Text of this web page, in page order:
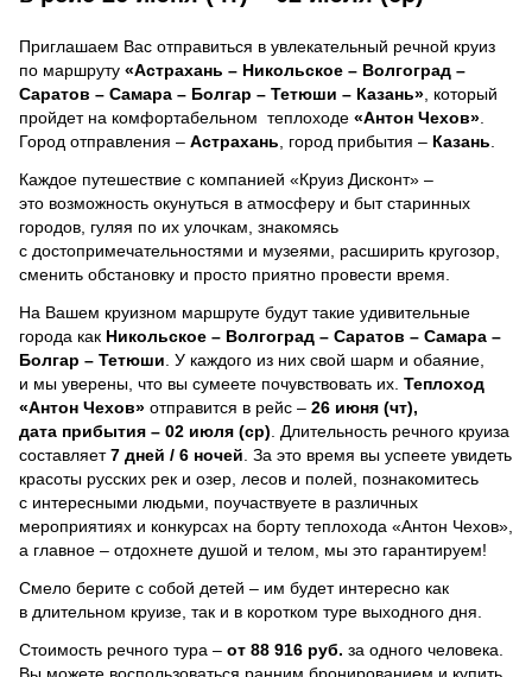
Приглашаем Вас отправиться в увлекательный речной круиз
по маршруту «Астрахань – Никольское – Волгоград –
Саратов – Самара – Болгар – Тетюши – Казань» , который
пройдет на комфортабельном теплоходе «Антон Чехов»
Город отправления – Астрахань , город прибытия – Казань
Каждое путешествие с компанией «Круиз Дисконт» –
это возможность окунуться в атмосферу и быт старинных
городов, гуляя по их улочкам, знакомясь
с достопримечательностями и музеями, расширить кругозор,
сменить обстановку и просто приятно провести время.
На Вашем круизном маршруте будут такие удивительные
города как Никольское – Волгоград – Саратов – Самара –
Болгар – Тетюши . У каждого из них свой шарм и обаяние,
и мы уверены, что вы сумеете почувствовать их. Теплоход
«Антон Чехов» отправится в рейс – 26 июня (чт),
дата прибытия – 02 июля (ср) . Длительность речного круиза
составляет7 дней / 6 ночей За это время вы успеете увидеть
красоты русских рек и озер, лесов и полей, познакомитесь
с интересными людьми, поучаствуете в различных
мероприятиях и конкурсах на борту теплохода «Антон Чехов»,
а главное – отдохнете душой и телом, мы это гарантируем!
Смело берите с собой детей – им будет интересно как
в длительном круизе, так и в коротком туре выходного дня.
Стоимость речного тура – от 88 916 руб. за одного человека.
Вы можете воспользоваться ранним бронированием и купить